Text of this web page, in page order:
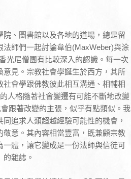
、圖書館以及各地的道場，總是留
師們一起討論韋伯(MaxWeber)與涂
光尼僧團有比較深入的認識。每一次
見。宗教社會學誕生於西方，其所
會學跟佛教彼此相互溝通、相輔相
人格隨著社會變遷有可能不斷地改變
跟著改變的主張，似乎有點類似。我
追求人類超越經驗可能性的機會，
意。其內容相當豐富，既兼顧宗教
體，讓它變成是一份法師與信徒可
雜誌。